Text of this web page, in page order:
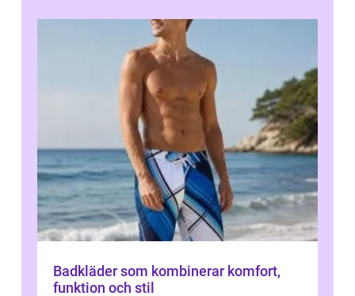
Badkläder som kombinerar komfort,
funktion och stil